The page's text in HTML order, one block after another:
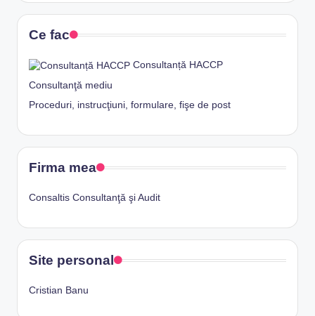
Ce fac
Consultanță HACCP
Consultanţă mediu
Proceduri, instrucţiuni, formulare, fişe de post
Firma mea
Consaltis Consultanţă şi Audit
Site personal
Cristian Banu